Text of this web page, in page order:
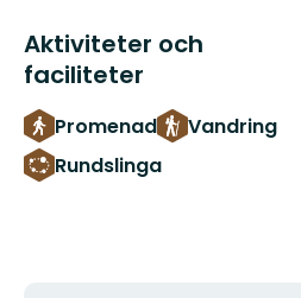
Aktiviteter och
faciliteter
Promenad
Vandring
Rundslinga